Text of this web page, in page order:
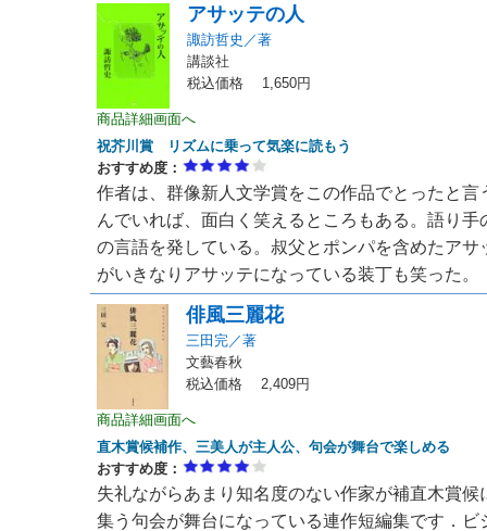
アサッテの人
諏訪哲史／著
講談社
税込価格 1,650円
商品詳細画面へ
祝芥川賞 リズムに乗って気楽に読もう
おすすめ度：
作者は、群像新人文学賞をこの作品でとったと
んでいれば、面白く笑えるところもある。語り
の言語を発している。叔父とポンパを含めたア
がいきなりアサッテになっている装丁も笑った。
俳風三麗花
三田完／著
文藝春秋
税込価格 2,409円
商品詳細画面へ
直木賞候補作、三美人が主人公、句会が舞台で楽しめる
おすすめ度：
失礼ながらあまり知名度のない作家が補直木賞
集う句会が舞台になっている連作短編集です．